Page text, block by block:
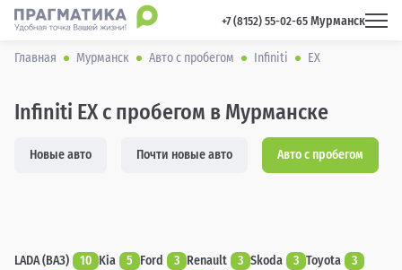
+7 (8152) 55-02-65 Мурманск
Главная Мурманск Авто с пробегом Infiniti EX
Infiniti EX с пробегом в Мурманске
Новые авто Почти новые авто Авто с пробегом
LADA (ВАЗ) 10 Kia 5 Ford 3 Renault 3 Skoda 3 Toyota
3